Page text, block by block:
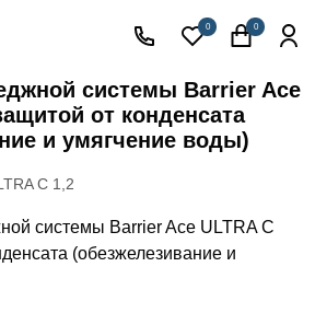
0 0
системы Barrier Ace
от конденсата
и умягчение воды)
C 1,2